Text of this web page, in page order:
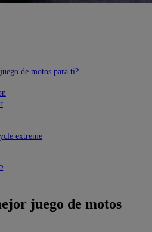
de motos para ti?
extreme
juego de motos